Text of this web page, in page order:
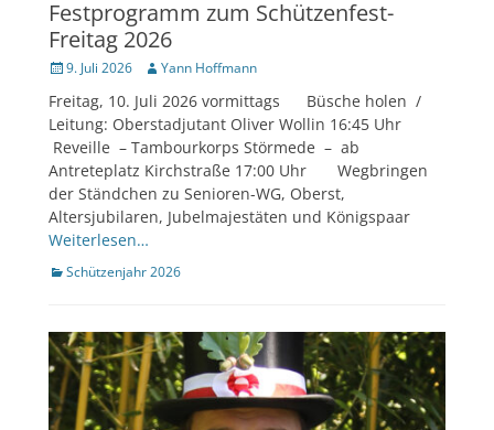
Festprogramm zum Schützenfest-
Freitag 2026
Veröffentlicht
9. Juli 2026 Author
Yann Hoffmann
Freitag, 10. Juli 2026 vormittags Büsche holen /
Leitung: Oberstadjutant Oliver Wollin 16:45 Uhr
Reveille – Tambourkorps Störmede – ab
Antreteplatz Kirchstraße 17:00 Uhr Wegbringen
der Ständchen zu Senioren-WG, Oberst,
Altersjubilaren, Jubelmajestäten und Königspaar
Weiterlesen…
Kategorien
Schützenjahr 2026